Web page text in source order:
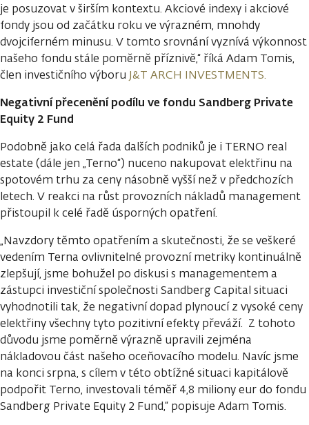
je posuzovat v širším kontextu. Akciové indexy i akciové
fondy jsou od začátku roku ve výrazném, mnohdy
dvojciferném minusu. V tomto srovnání vyznívá výkonnost
našeho fondu stále poměrně příznivě,“ říká Adam Tomis,
člen investičního výboru J&T ARCH INVESTMENTS.
Negativní přecenění podílu ve fondu Sandberg Private
Equity 2 Fund
Podobně jako celá řada dalších podniků je i TERNO real
estate (dále jen „Terno“) nuceno nakupovat elektřinu na
spotovém trhu za ceny násobně vyšší než v předchozích
letech. V reakci na růst provozních nákladů management
přistoupil k celé řadě úsporných opatření.
„Navzdory těmto opatřením a skutečnosti, že se veškeré
vedením Terna ovlivnitelné provozní metriky kontinuálně
zlepšují, jsme bohužel po diskusi s managementem a
zástupci investiční společnosti Sandberg Capital situaci
vyhodnotili tak, že negativní dopad plynoucí z vysoké ceny
elektřiny všechny tyto pozitivní efekty převáží. Z tohoto
důvodu jsme poměrně výrazně upravili zejména
nákladovou část našeho oceňovacího modelu. Navíc jsme
na konci srpna, s cílem v této obtížné situaci kapitálově
podpořit Terno, investovali téměř 4,8 miliony eur do fondu
Sandberg Private Equity 2 Fund,“ popisuje Adam Tomis.